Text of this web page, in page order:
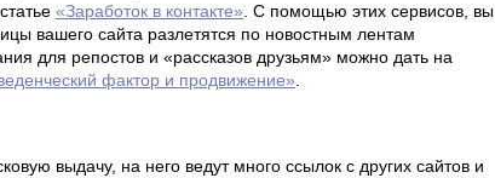
«Заработок в контакте» . С помощью этих сервисов, вы
вашего сайта разлетятся по новостным лентам
для репостов и «рассказов друзьям» можно дать на
фактор и продвижение»
выдачу, на него ведут много ссылок с других сайтов и